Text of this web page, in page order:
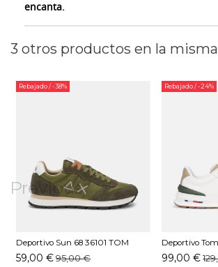
encanta.
3 otros productos en la
Previous
Rebajado/ -38%
Deportivo Sun 68 36101 TOM
SOLID Kaki
59,00 € 95,00 €
Rebajado/ -24%
Deportivo
Z00 Marfil
99,00 €